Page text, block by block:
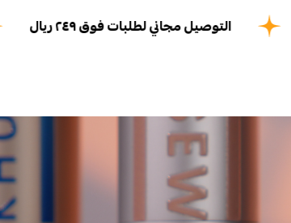
التوصيل مجاني لطلبات فوق ٢٤٩ ريال